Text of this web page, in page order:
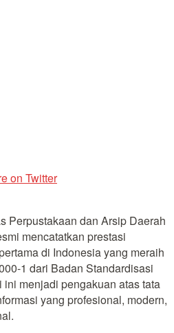
on Twitter
Perpustakaan dan Arsip Daerah
mencatatkan prestasi
di Indonesia yang meraih
1 dari Badan Standardisasi
menjadi pengakuan atas tata
yang profesional, modern,